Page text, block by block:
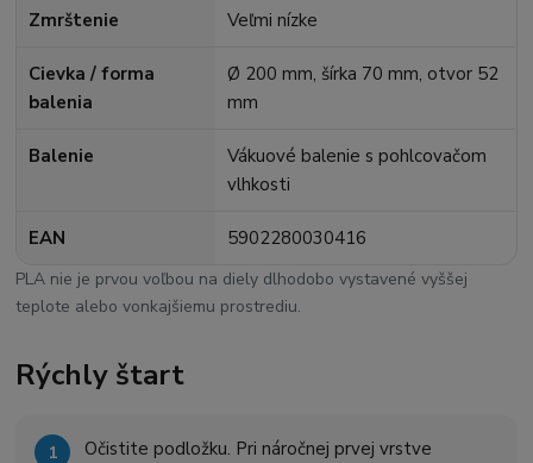
Zmrštenie Veľmi nízke
Cievka / forma
balenia
Ø 200 mm, šírka 70 mm, otvor 52
mm
Balenie
Vákuové balenie s pohlcovačom
vlhkosti
EAN 5902280030416
PLA nie je prvou voľbou na diely dlhodobo vystavené vyššej
teplote alebo vonkajšiemu prostrediu.
Rýchly štart
Očistite podložku. Pri náročnej prvej vrstve